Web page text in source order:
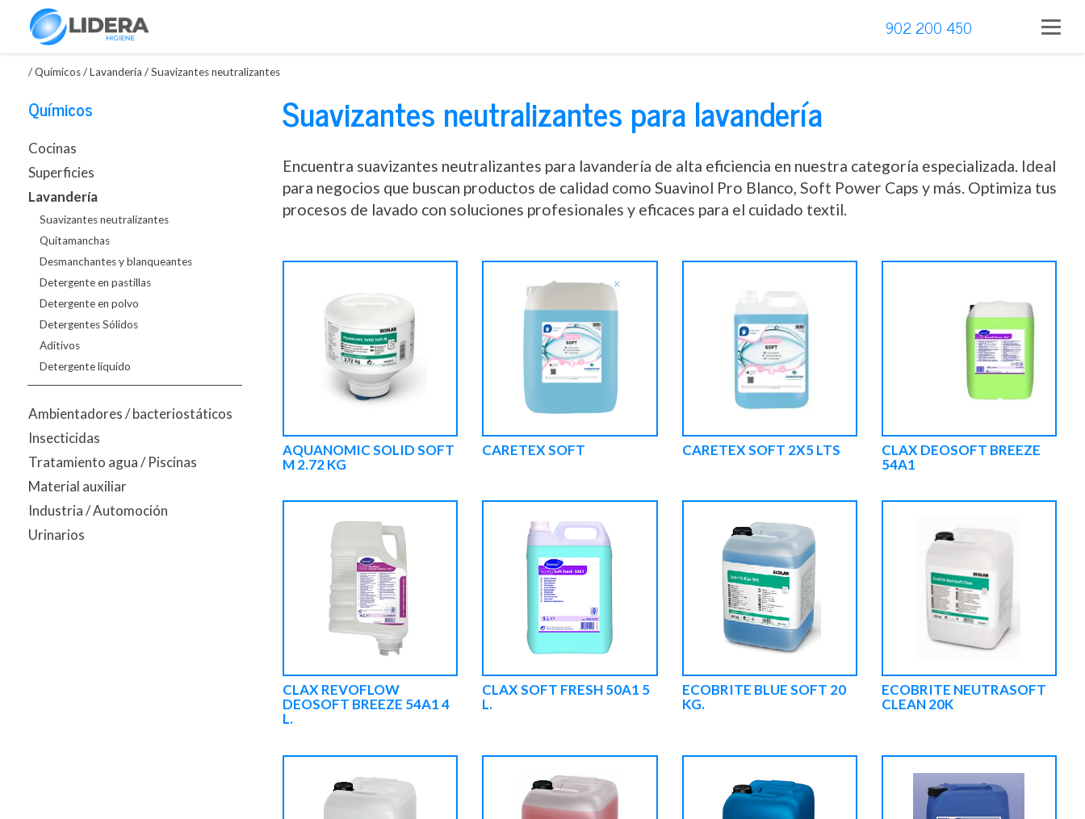
902 200 450
/Químicos/Lavandería /Suavizantes neutralizantes
Químicos
Cocinas
Superficies
Lavandería
Suavizantes neutralizantes
Quitamanchas
Desmanchantes y blanqueantes
Detergente en pastillas
Detergente en polvo
Detergentes Sólidos
Aditivos
Detergente líquido
Ambientadores / bacteriostáticos
Insecticidas
Tratamiento agua / Piscinas
Material auxiliar
Industria / Automoción
Urinarios
Suavizantes neutralizantes para lavandería
Encuentra suavizantes neutralizantes para lavandería de alta eficiencia en nuestra categoría especializada. Ideal
para negocios que buscan productos de calidad como Suavinol Pro Blanco, Soft Power Caps y más. Optimiza tus
procesos de lavado con soluciones profesionales y eficaces para el cuidado textil.
AQUANOMIC SOLID SOFT
M 2.72 KG
CARETEX SOFT CARETEX SOFT 2X5 LTS
CLAX DEOSOFT BREEZE
54A1
CLAX REVOFLOW
DEOSOFT BREEZE 54A1 4
L.
CLAX SOFT FRESH 50A1 5
L.
ECOBRITE BLUE SOFT 20
KG.
ECOBRITE NEUTRASOFT
CLEAN 20K